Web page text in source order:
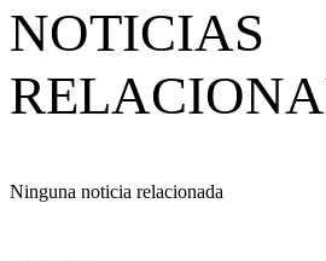
NOTICIAS
Ninguna noticia relacionada